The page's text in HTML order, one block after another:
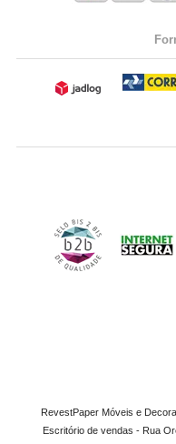
RevestPaper Móveis e
Escritório de vendas - Rua